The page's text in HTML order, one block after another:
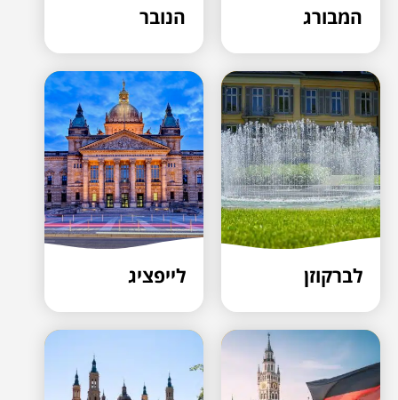
המבורג הנובר
לברקוזן לייפציג